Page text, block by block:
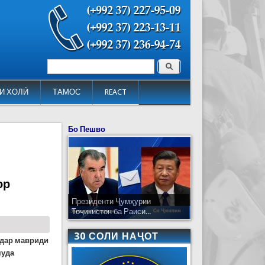
ХОЛӢ ТАМОС REACT
Форма поиска Поиск
мавриди
Бо Пешво
Президенти Ҷумҳурии
Тоҷикистон ба Раиси...
30 СОЛИ НАҶОТ